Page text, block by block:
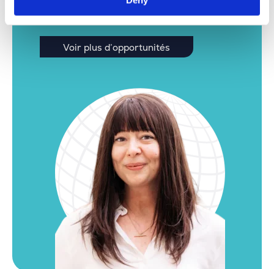
nombreuses autres offres intéressantes pour
notre site de Louvain.
Voir plus d’opportunités